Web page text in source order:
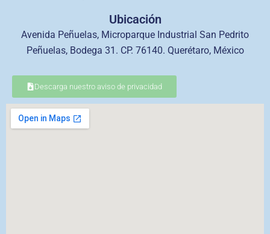
Ubicación
Avenida Peñuelas, Microparque Industrial San Pedrito
Peñuelas, Bodega 31. CP. 76140. Querétaro, México
Descarga nuestro aviso de privacidad